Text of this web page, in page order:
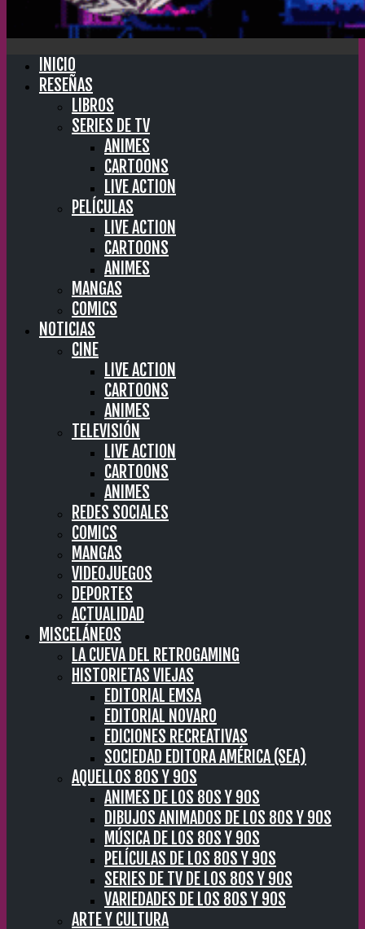
INICIO
RESEÑAS
LIBROS
SERIES DE TV
ANIMES
CARTOONS
LIVE ACTION
PELÍCULAS
LIVE ACTION
CARTOONS
ANIMES
MANGAS
COMICS
NOTICIAS
CINE
LIVE ACTION
CARTOONS
ANIMES
TELEVISIÓN
LIVE ACTION
CARTOONS
ANIMES
REDES SOCIALES
COMICS
MANGAS
VIDEOJUEGOS
DEPORTES
ACTUALIDAD
MISCELÁNEOS
LA CUEVA DEL RETROGAMING
HISTORIETAS VIEJAS
EDITORIAL EMSA
EDITORIAL NOVARO
EDICIONES RECREATIVAS
SOCIEDAD EDITORA AMÉRICA (SEA)
AQUELLOS 80S Y 90S
ANIMES DE LOS 80S Y 90S
DIBUJOS ANIMADOS DE LOS 80S Y 90S
MÚSICA DE LOS 80S Y 90S
PELÍCULAS DE LOS 80S Y 90S
SERIES DE TV DE LOS 80S Y 90S
VARIEDADES DE LOS 80S Y 90S
ARTE Y CULTURA